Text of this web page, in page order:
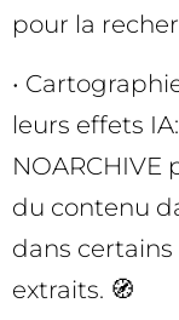
pour la
•
leurs effets
du contenu
dans
extraits. 🧭